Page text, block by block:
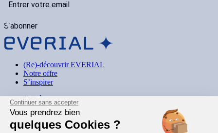
Continuer sans accepter
Vous prendrez bien
quelques Cookies ?
S'abonner
(Re)-découvrir EVERIAL
Notre offre
S’inspirer
Carrière
Nos engagements
Mentions légales